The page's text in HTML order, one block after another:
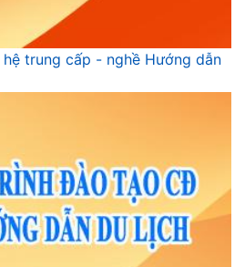
trung cấp - nghề Hướng dẫn